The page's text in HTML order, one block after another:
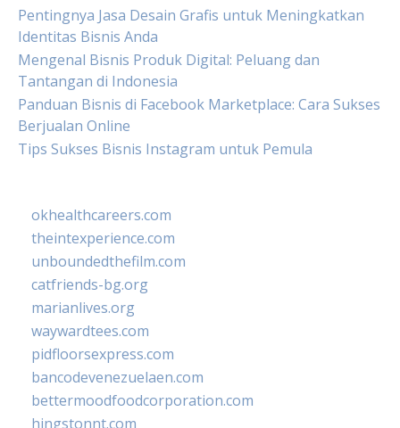
Pentingnya Jasa Desain Grafis untuk Meningkatkan
Identitas Bisnis Anda
Mengenal Bisnis Produk Digital: Peluang dan
Tantangan di Indonesia
Panduan Bisnis di Facebook Marketplace: Cara Sukses
Berjualan Online
Tips Sukses Bisnis Instagram untuk Pemula
okhealthcareers.com
theintexperience.com
unboundedthefilm.com
catfriends-bg.org
marianlives.org
waywardtees.com
pidfloorsexpress.com
bancodevenezuelaen.com
bettermoodfoodcorporation.com
hingstonnt.com